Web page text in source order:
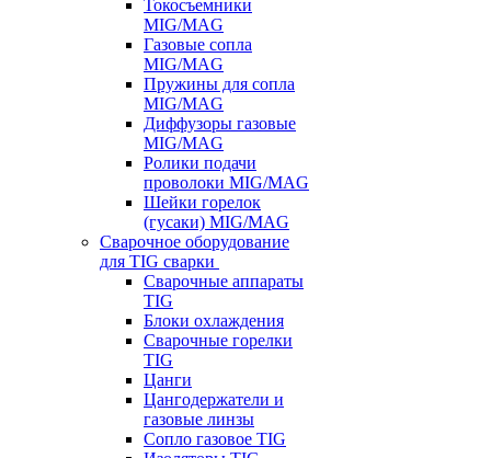
Токосъемники
MIG/MAG
Газовые сопла
MIG/MAG
Пружины для сопла
MIG/MAG
Диффузоры газовые
MIG/MAG
Ролики подачи
проволоки MIG/MAG
Шейки горелок
(гусаки) MIG/MAG
Сварочное оборудование
для TIG сварки
Сварочные аппараты
TIG
Блоки охлаждения
Сварочные горелки
TIG
Цанги
Цангодержатели и
газовые линзы
Сопло газовое TIG